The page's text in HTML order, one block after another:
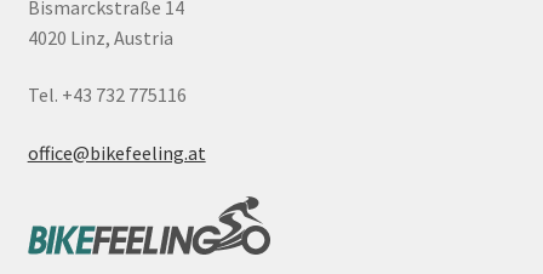
Bismarckstraße 14
4020 Linz, Austria
Tel. +43 732 775116
office@bikefeeling.at